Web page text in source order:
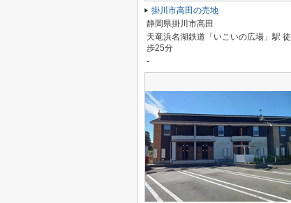
掛川市高田の売地
静岡県掛川市高田
天竜浜名湖鉄道「いこいの広場」駅 徒
歩25分
-